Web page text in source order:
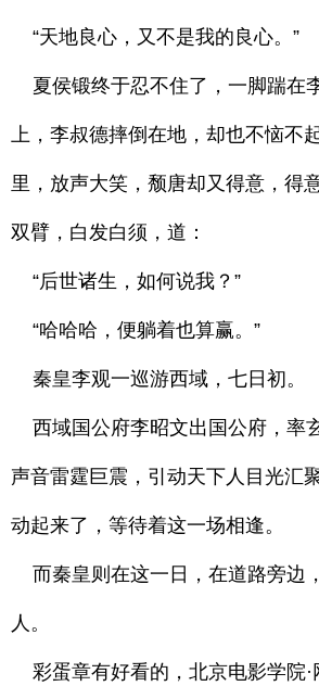
“天地良心，又不是我的良心。”
夏侯锻终于忍不住了，一脚踹在
上，李叔德摔倒在地，却也不恼不
里，放声大笑，颓唐却又得意，得
双臂，白发白须，道：
“后世诸生，如何说我？”
“哈哈哈，便躺着也算赢。”
秦皇李观一巡游西域，七日初。
西域国公府李昭文出国公府，率
声音雷霆巨震，引动天下人目光汇
动起来了，等待着这一场相逢。
而秦皇则在这一日，在道路旁边
人。
彩蛋章有好看的，北京电影学院·